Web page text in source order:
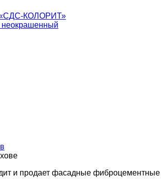
«СДС-КОЛОРИТ»
неокрашенный
и продает фасадные